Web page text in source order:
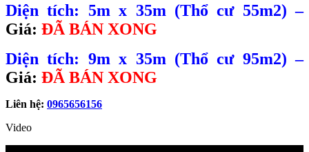
Diện tích: 5m x 35m (Thổ cư 55m2) –
Giá: ĐÃ BÁN XONG
Diện tích: 9m x 35m (Thổ cư 95m2) –
Giá: ĐÃ BÁN XONG
Liên hệ: 0965656156
Video